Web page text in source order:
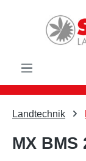
Zum Hauptinhalt
Landtechnik
MX BMS